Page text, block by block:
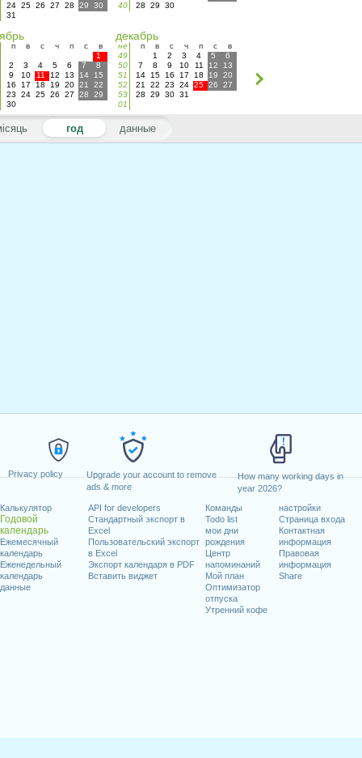
Privacy policy
Upgrade your account to remove
ads & more
How many working days in
year 2026?
Калькулятор
Годовой
календарь
Ежемесячный
календарь
Еженедельный
календарь
данные
API for developers
Стандартный экспорт в
Excel
Пользовательский экспорт
в Excel
Экспорт календаря в PDF
Вставить виджет
Команды
Todo list
мои дни
рождения
Центр
напоминаний
Мой план
Оптимизатор
отпуска
Утренний кофе
настройки
Страница входа
Контактная
информация
Правовая
информация
Share
24 25 26 27 28 29
30
31
40
28 29 30
п в с ч п с
в
1
2
3 4 5 6 7
8
9
10 11 12 13 14
15
16
17 18 19 20 21
22
23
24 25 26 27 28
29
30
декабрь
не п в с ч п с
в
49
1 2 3 4 5
6
50
7 8 9 10 11 12
13
51
14 15 16 17 18 19
20
52
21 22 23 24 25 26
27
53
28 29 30 31
01
год данные